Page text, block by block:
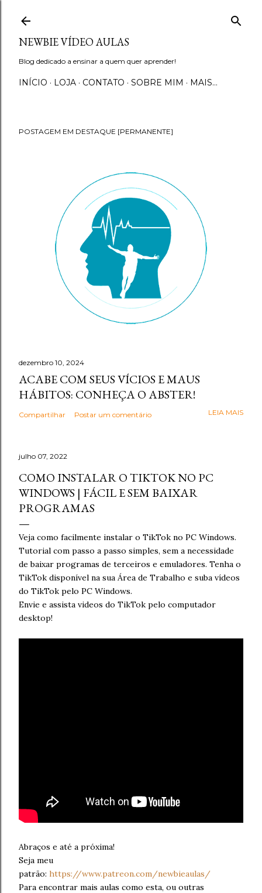
NEWBIE VÍDEO AULAS
Blog dedicado a ensinar a quem quer aprender!
INÍCIO LOJA CONTATO SOBRE MIM MAIS…
POSTAGEM EM DESTAQUE [PERMANENTE]
dezembro 10, 2024
ACABE COM SEUS VÍCIOS E MAUS
HÁBITOS: CONHEÇA O ABSTER!
Compartilhar Postar um comentário LEIA MAIS
julho 07, 2022
COMO INSTALAR O TIKTOK NO PC
WINDOWS | FÁCIL E SEM BAIXAR
PROGRAMAS
Veja como facilmente instalar o TikTok no PC Windows.
Tutorial com passo a passo simples, sem a necessidade
de baixar programas de terceiros e emuladores. Tenha o
TikTok disponível na sua Área de Trabalho e suba vídeos
do TikTok pelo PC Windows.
Envie e assista videos do TikTok pelo computador
desktop!
Abraços e até a próxima!
Seja meu
patrão: https://www.patreon.com/newbieaulas/
Para encontrar mais aulas como esta, ou outras